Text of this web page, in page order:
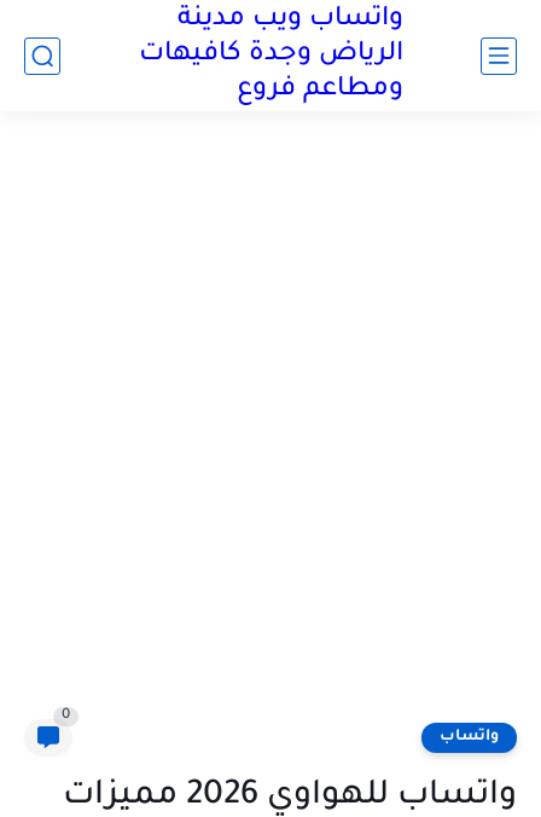
واتساب ويب مدينة
الرياض وجدة كافيهات
ومطاعم فروع
واتساب
0
واتساب للهواوي 2026 مميزات